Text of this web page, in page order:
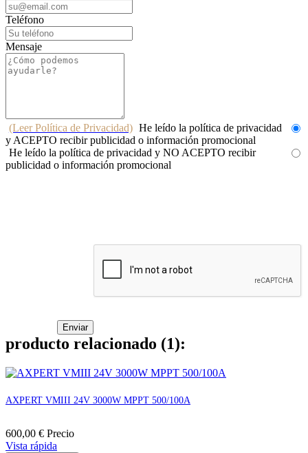
Teléfono
Mensaje
(Leer Política de Privacidad) He leído la política de privacidad
y ACEPTO recibir publicidad o información promocional
He leído la política de privacidad y NO ACEPTO recibir
publicidad o información promocional
producto relacionado (1):
AXPERT VMIII 24V 3000W MPPT 500/100A
600,00 € Precio
Vista rápida